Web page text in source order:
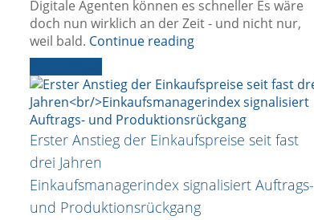
Digitale Agenten können es schneller Es wäre
doch nun wirklich an der Zeit - und nicht nur,
weil bald. Continue reading
Erster Anstieg der Einkaufspreise seit fast
drei Jahren
Einkaufsmanagerindex signalisiert Auftrags-
und Produktionsrückgang